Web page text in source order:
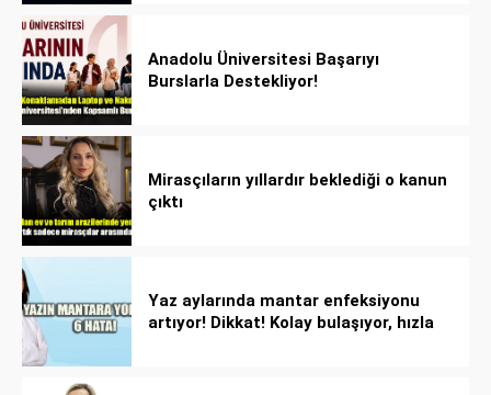
Anadolu Üniversitesi Başarıyı
Burslarla Destekliyor!
Mirasçıların yıllardır beklediği o kanun
çıktı
Yaz aylarında mantar enfeksiyonu
artıyor! Dikkat! Kolay bulaşıyor, hızla